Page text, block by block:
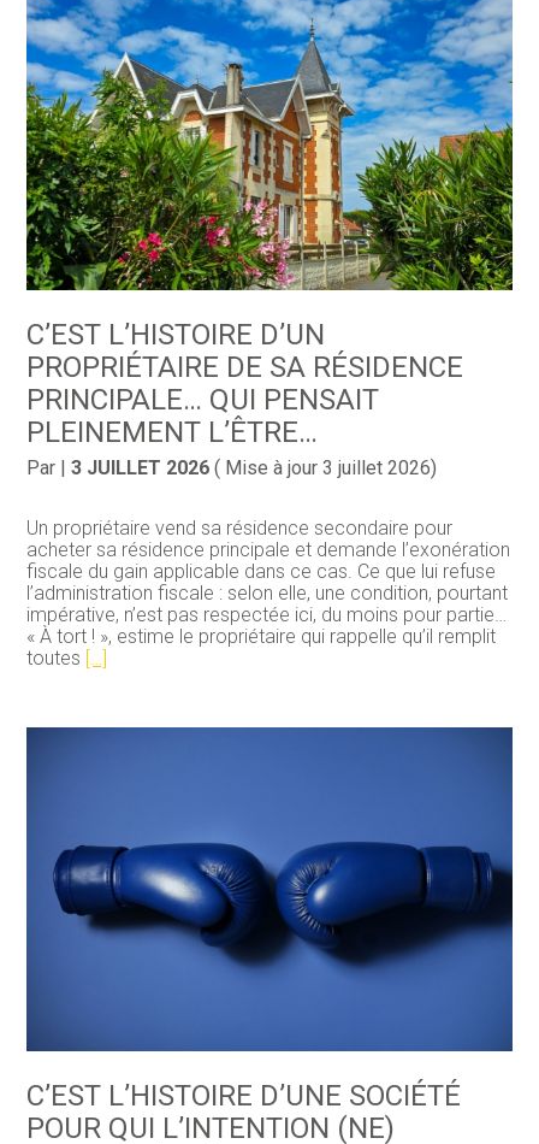
C’EST L’HISTOIRE D’UN
PROPRIÉTAIRE DE SA RÉSIDENCE
PRINCIPALE… QUI PENSAIT
PLEINEMENT L’ÊTRE…
Par |3 JUILLET 2026 ( Mise à jour 3 juillet 2026)
Un propriétaire vend sa résidence secondaire pour
acheter sa résidence principale et demande l’exonération
fiscale du gain applicable dans ce cas. Ce que lui refuse
l’administration fiscale : selon elle, une condition, pourtant
impérative, n’est pas respectée ici, du moins pour partie…
« À tort ! », estime le propriétaire qui rappelle qu’il remplit
toutes […]
C’EST L’HISTOIRE D’UNE SOCIÉTÉ
POUR QUI L’INTENTION (NE)